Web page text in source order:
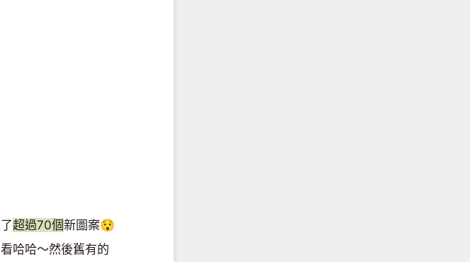
超過70個新圖案😯
哈哈～然後舊有的